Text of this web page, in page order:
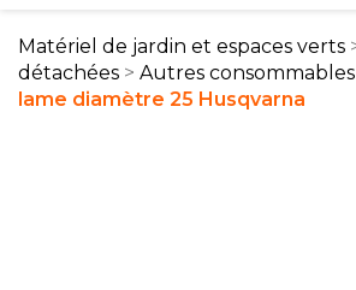
Matériel de jardin et espaces verts
détachées
Autres consommables
lame diamètre 25 Husqvarna